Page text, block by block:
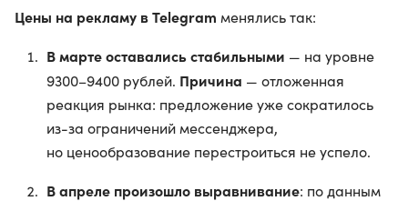
Цены на рекламу в Telegram менялись так:
В марте оставались стабильными — на уровне
9300–9400 рублей. Причина — отложенная
реакция рынка: предложение уже сократилось
из-за ограничений мессенджера,
но ценообразование перестроиться не успело.
В апреле произошло выравнивание: по данным